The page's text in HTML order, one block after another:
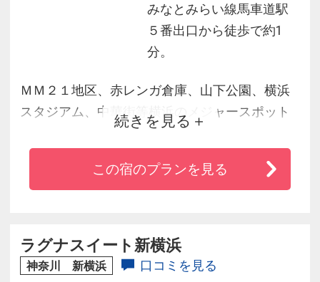
みなとみらい線馬車道駅
５番出口から徒歩で約1
分。
ＭＭ２１地区、赤レンガ倉庫、山下公園、横浜
スタジアム、中華街等横浜のメジャースポット
の至近に位置しています。団体・ビジネス・観
光・滞在・受験・女性や家族連れ大歓迎です。
桜木町駅、関内駅（ＪＲ・地下鉄）いずれも徒
物です。
続きを見る
この宿のプランを見る
ラグナスイート新横浜
神奈川 新横浜 口コミを見る